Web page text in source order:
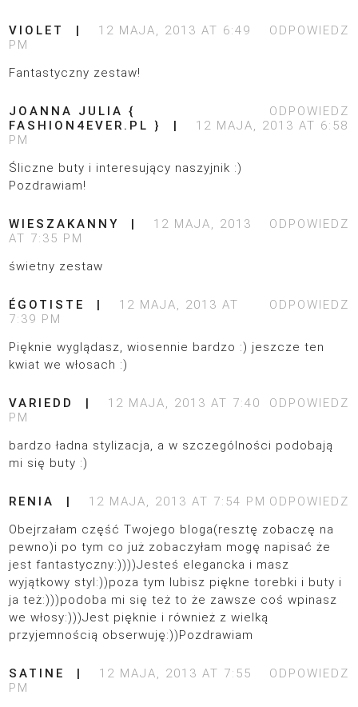
ODPOWIEDZ
VIOLET
12 MAJA, 2013 AT 6:49
PM
Fantastyczny zestaw!
ODPOWIEDZ
JOANNA JULIA {
FASHION4EVER.PL }
12 MAJA, 2013 AT 6:58
PM
Śliczne buty i interesujący naszyjnik :)
Pozdrawiam!
ODPOWIEDZ
WIESZAKANNY
12 MAJA, 2013
AT 7:35 PM
świetny zestaw
ODPOWIEDZ
ÉGOTISTE
12 MAJA, 2013 AT
7:39 PM
Pięknie wyglądasz, wiosennie bardzo :) jeszcze ten
kwiat we włosach :)
ODPOWIEDZ
VARIEDD
12 MAJA, 2013 AT 7:40
PM
bardzo ładna stylizacja, a w szczególności podobają
mi się buty :)
ODPOWIEDZ
RENIA
12 MAJA, 2013 AT 7:54 PM
Obejrzałam część Twojego bloga(resztę zobaczę na
pewno)i po tym co już zobaczyłam mogę napisać że
jest fantastyczny:))))Jesteś elegancka i masz
wyjątkowy styl:))poza tym lubisz piękne torebki i buty i
ja też:)))podoba mi się też to że zawsze coś wpinasz
we włosy:)))Jest pięknie i również z wielką
przyjemnością obserwuję:))Pozdrawiam
ODPOWIEDZ
SATINE
12 MAJA, 2013 AT 7:55
PM